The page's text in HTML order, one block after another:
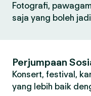
Fotografi,
saja yang boleh
Perjumpaan
Konsert, festival,
yang lebih baik